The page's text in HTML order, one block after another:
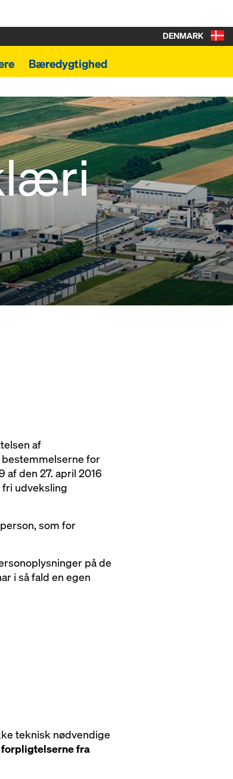
Bæredygtighed
DENMARK
af
for
den 27. april 2016
udveksling
som for
på de
i så fald en egen
teknisk nødvendige
forpligtelserne fra